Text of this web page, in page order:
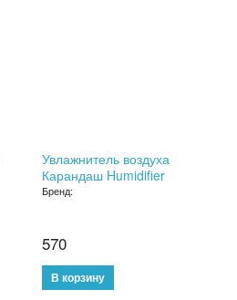
Увлажнитель воздуха
Карандаш Humidifier
Бренд:
570